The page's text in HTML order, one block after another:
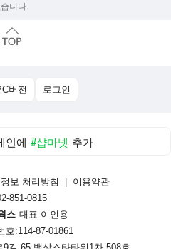
니다.
버전 로그인
인에 #샵마넷 추가
보 처리방침
이용약관
851-0815
스 대표 이인용
호:114-87-01861